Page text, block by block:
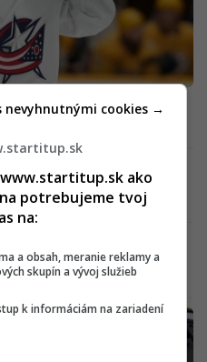
útočník spolu so svojím
s protipovodňovými
ako
potrebujeme tvoj
na:
a obsah, meranie reklamy a
skupín a vývoj služieb
k informáciám na zariadení
nevyhnutnými cookies →